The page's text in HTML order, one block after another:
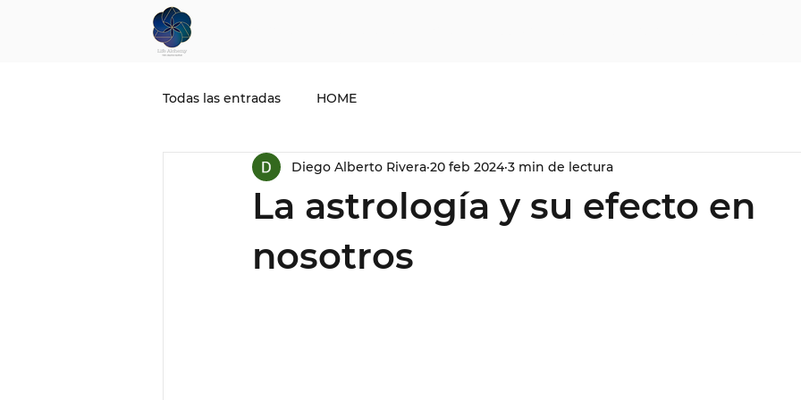
Todas las entradas HOME
La astrología y su efecto en
nosotros
Diego Alberto Rivera 20 feb 2024 3 min de lectura